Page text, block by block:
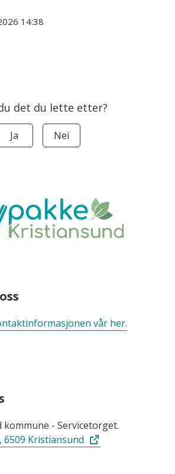
14:38
det du lette etter?
Ja Nei
vår her.
kommune - Servicetorget.
6509 Kristiansund